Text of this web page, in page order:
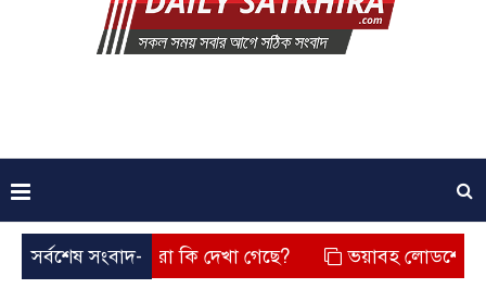
সর্বশেষ সংবাদ-
তার চেহারা কি দেখা গেছে? ভয়াবহ লোডশেডিং,